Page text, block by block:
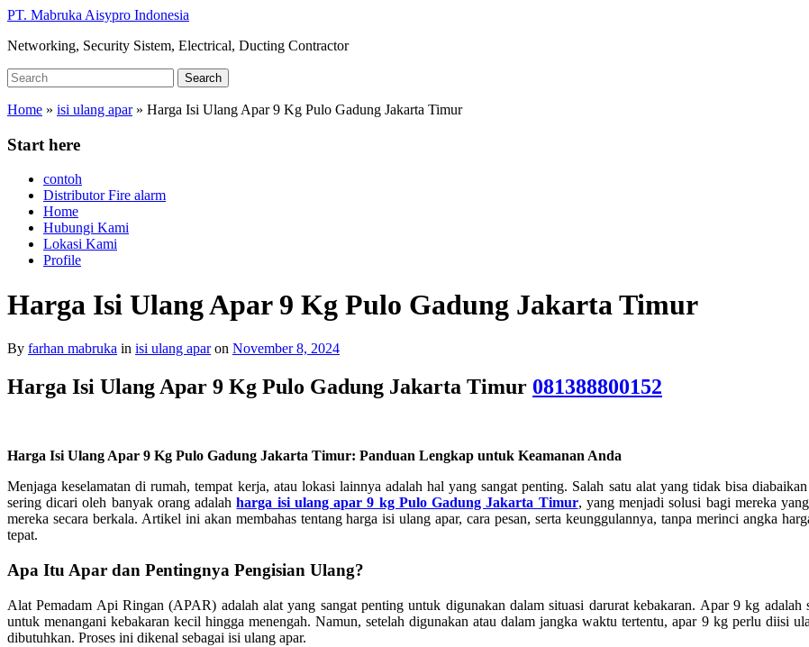
Skip
main
PT. Mabruka Aisypro Indonesia
Networking, Security Sistem, Electrical, Ducting Contractor
Search
for:
Search
Home » isi ulang apar» Harga Isi Ulang Apar 9 Kg Pulo Gadung Jakarta Timur
Start here
contoh
Distributor Fire alarm
Home
Hubungi Kami
Lokasi Kami
Profile
Harga Isi Ulang Apar 9 Kg Pulo Gadung Jakarta Timur
By farhan mabruka in isi ulang aparon November 8, 2024
Harga Isi Ulang Apar 9 Kg Pulo Gadung Jakarta Timur 081388800152
Harga Isi Ulang Apar 9 Kg Pulo Gadung Jakarta Timur: Panduan Lengkap untuk Keamanan Anda
Menjaga keselamatan di rumah, tempat kerja, atau lokasi lainnya adalah hal yang sangat penting. Salah satu alat yang tidak bisa
sering dicari oleh banyak orang adalahharga isi ulang apar 9 kg Pulo Gadung Jakarta Timur, yang menjadi solusi bagi mereka
mereka secara berkala. Artikel ini akan membahas tentang harga isi ulang apar, cara pesan, serta keunggulannya, tanpa merinci angka
tepat.
Apa Itu Apar dan Pentingnya Pengisian Ulang?
Alat Pemadam Api Ringan (APAR) adalah alat yang sangat penting untuk digunakan dalam situasi darurat kebakaran. Apar 9 kg
untuk menangani kebakaran kecil hingga menengah. Namun, setelah digunakan atau dalam jangka waktu tertentu, apar 9 kg perlu diisi
dibutuhkan. Proses ini dikenal sebagai isi ulang apar.